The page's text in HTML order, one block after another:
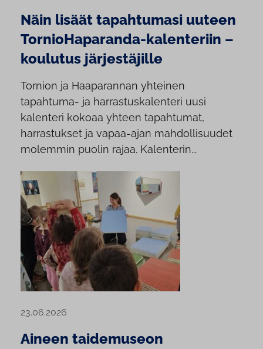
Näin lisäät tapahtumasi uuteen
TornioHaparanda-kalenteriin –
koulutus järjestäjille
Tornion ja Haaparannan yhteinen
tapahtuma- ja harrastuskalenteri uusi
kalenteri kokoaa yhteen tapahtumat,
harrastukset ja vapaa-ajan mahdollisuudet
molemmin puolin rajaa. Kalenterin...
23.06.2026
Aineen taidemuseon